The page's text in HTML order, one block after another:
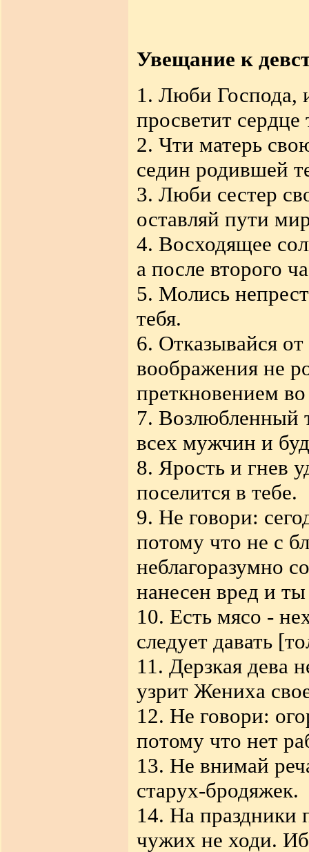
Увещание к
1. Люби Господа,
просветит сердце
2. Чти матерь
седин родившей
3. Люби сестер
оставляй пути
4. Восходящее
а после второго
5. Молись
тебя.
6. Отказывайся
воображения не
преткновением
7. Возлюбленный
всех мужчин и
8. Ярость и гнев
поселится в тебе.
9. Не говори:
потому что не с
неблагоразумно
нанесен вред и
10. Есть мясо -
следует давать
11. Дерзкая дева
узрит Жениха
12. Не говори:
потому что нет
13. Не внимай
старух-бродяжек.
14. На праздники
чужих не ходи.